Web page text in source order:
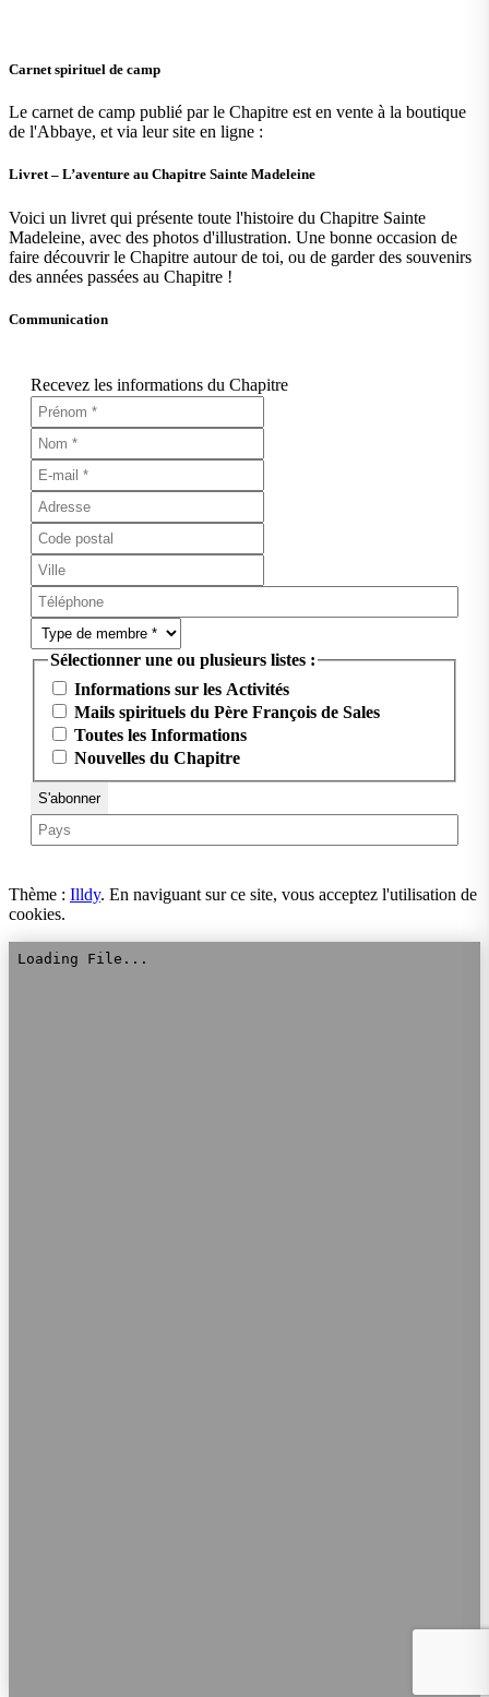
Carnet spirituel de camp
Le carnet de camp publié par le Chapitre est en vente à la boutique
de l'Abbaye, et via leur site en ligne :
Livret – L’aventure au Chapitre Sainte Madeleine
Voici un livret qui présente toute l'histoire du Chapitre Sainte
Madeleine, avec des photos d'illustration. Une bonne occasion de
faire découvrir le Chapitre autour de toi, ou de garder des souvenirs
des années passées au Chapitre !
Communication
Recevez les informations du Chapitre
Sélectionner une ou plusieurs listes :
Informations sur les Activités
Mails spirituels du Père François de Sales
Toutes les Informations
Nouvelles du Chapitre
Thème : Illdy. En naviguant sur ce site, vous acceptez l'utilisation de
cookies.